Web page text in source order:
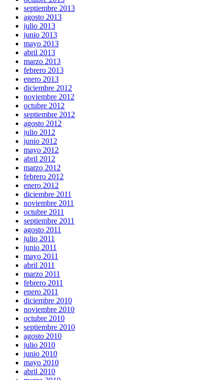
septiembre 2013
agosto 2013
julio 2013
junio 2013
mayo 2013
abril 2013
marzo 2013
febrero 2013
enero 2013
diciembre 2012
noviembre 2012
octubre 2012
septiembre 2012
agosto 2012
julio 2012
junio 2012
mayo 2012
abril 2012
marzo 2012
febrero 2012
enero 2012
diciembre 2011
noviembre 2011
octubre 2011
septiembre 2011
agosto 2011
julio 2011
junio 2011
mayo 2011
abril 2011
marzo 2011
febrero 2011
enero 2011
diciembre 2010
noviembre 2010
octubre 2010
septiembre 2010
agosto 2010
julio 2010
junio 2010
mayo 2010
abril 2010